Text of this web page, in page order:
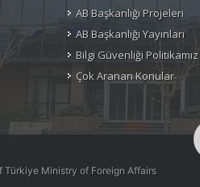
AB Başkanlığı Projeleri
AB Başkanlığı Yayınları
Bilgi Güvenliği Politikamız
Çok Aranan Konular
Ministry of Foreign Affairs